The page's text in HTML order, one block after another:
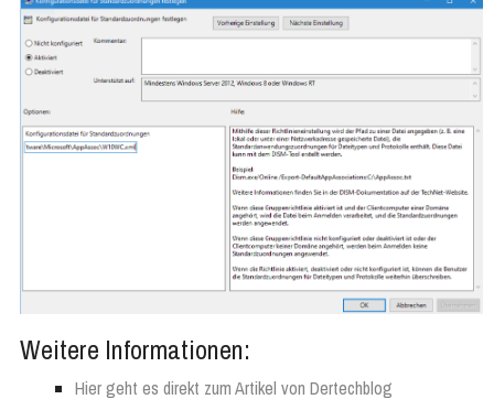
Weitere Informationen:
Hier geht es direkt zum Artikel von Dertechblog